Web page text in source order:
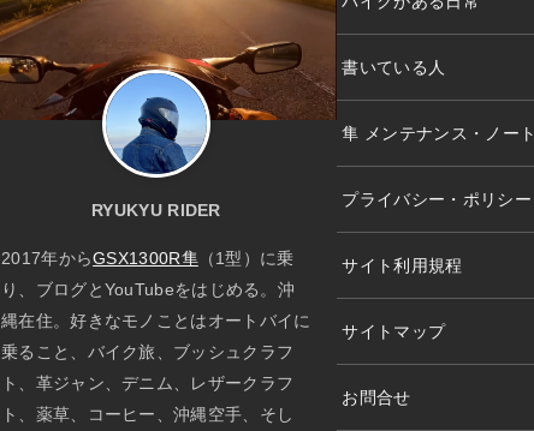
RYUKYU RIDER
2017年からGSX1300R隼（1型）に乗
り、ブログとYouTubeをはじめる。沖
縄在住。好きなモノことはオートバイに
乗ること、バイク旅、ブッシュクラフ
ト、革ジャン、デニム、レザークラフ
ト、薬草、コーヒー、沖縄空手、そし
書いている人
隼 メンテナンス・ノート
プライバシー・ポリシー
サイト利用規程
サイトマップ
お問合せ